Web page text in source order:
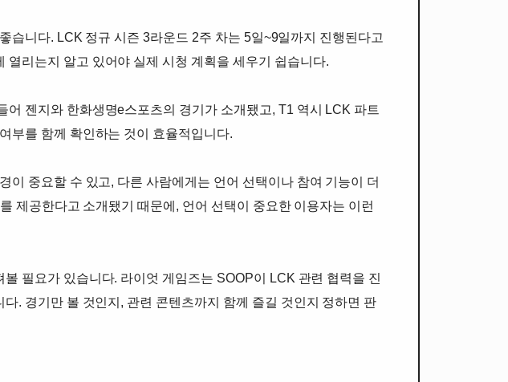
습니다. LCK 정규 시즌 3라운드 2주 차는 5일~9일까지 진행된다고
리는지 알고 있어야 실제 시청 계획을 세우기 쉽습니다.
젠지와 한화생명e스포츠의 경기가 소개됐고, T1 역시 LCK 파트
부를 함께 확인하는 것이 효율적입니다.
중요할 수 있고, 다른 사람에게는 언어 선택이나 참여 기능이 더
제공한다고 소개됐기 때문에, 언어 선택이 중요한 이용자는 이런
필요가 있습니다. 라이엇 게임즈는 SOOP이 LCK 관련 협력을 진
. 경기만 볼 것인지, 관련 콘텐츠까지 함께 즐길 것인지 정하면 판